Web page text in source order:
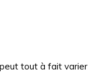
tout à fait varier